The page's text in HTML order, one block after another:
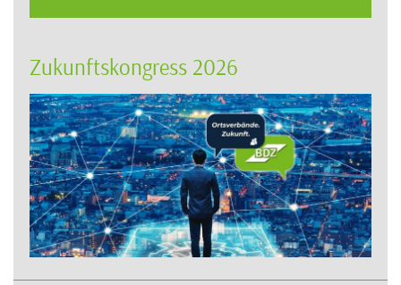
Zukunftskongress 2026